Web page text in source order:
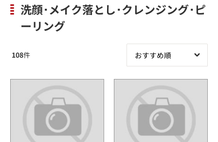
洗顔･メイク落とし･クレンジング･ピ
ーリング
108件